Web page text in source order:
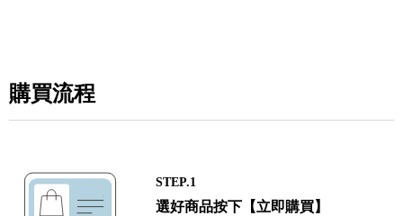
購買流程
STEP.1
選好商品按下【立即購買】